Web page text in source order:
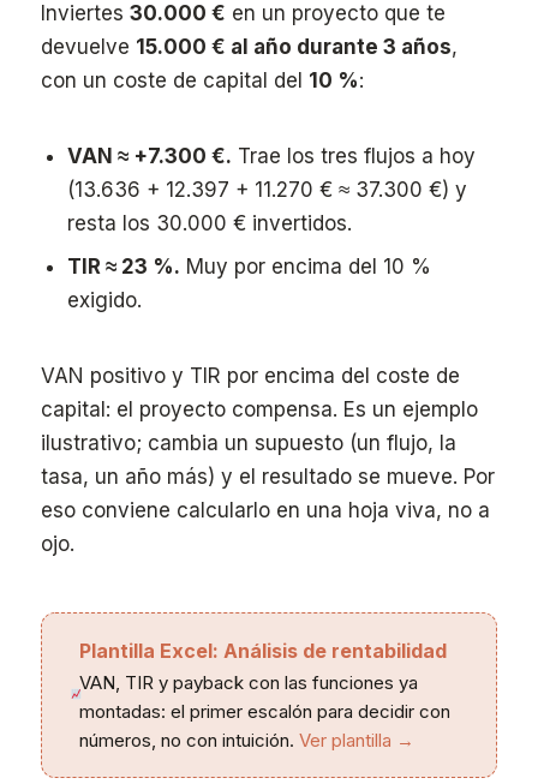
Inviertes 30.000 € en un proyecto que te
devuelve 15.000 € al año durante 3 años,
con un coste de capital del 10 %:
VAN ≈ +7.300 €. Trae los tres flujos a hoy
(13.636 + 12.397 + 11.270 € ≈ 37.300 €) y
resta los 30.000 € invertidos.
TIR ≈ 23 %. Muy por encima del 10 %
exigido.
VAN positivo y TIR por encima del coste de
capital: el proyecto compensa. Es un ejemplo
ilustrativo; cambia un supuesto (un flujo, la
tasa, un año más) y el resultado se mueve. Por
eso conviene calcularlo en una hoja viva, no a
ojo.
Plantilla Excel: Análisis de rentabilidad
VAN, TIR y payback con las funciones ya
montadas: el primer escalón para decidir con
números, no con intuición.Ver plantilla →